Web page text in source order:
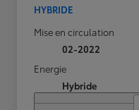
HYBRIDE
Mise en circulation
02-2022
Energie
Hybride